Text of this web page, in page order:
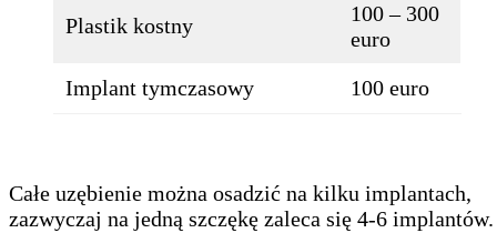
Plastik kostny
100 – 300
euro
Implant tymczasowy
100 euro
Całe uzębienie można osadzić na kilku implantach,
zazwyczaj na jedną szczękę zaleca się 4-6 implantów.